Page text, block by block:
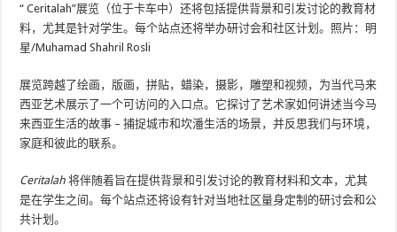
“ Ceritalah”展览（位于卡车中）还将包括提供背景和引发讨论的教育材
料，尤其是针对学生。每个站点还将举办研讨会和社区计划。照片：明
星/Muhamad Shahril Rosli
展览跨越了绘画，版画，拼贴，蜡染，摄影，雕塑和视频，为当代马来
西亚艺术展示了一个可访问的入口点。它探讨了艺术家如何讲述当今马
来西亚生活的故事 – 捕捉城市和坎潘生活的场景，并反思我们与环境，
家庭和彼此的联系。
Ceritalah 将伴随着旨在提供背景和引发讨论的教育材料和文本，尤其
是在学生之间。每个站点还将设有针对当地社区量身定制的研讨会和公
共计划。